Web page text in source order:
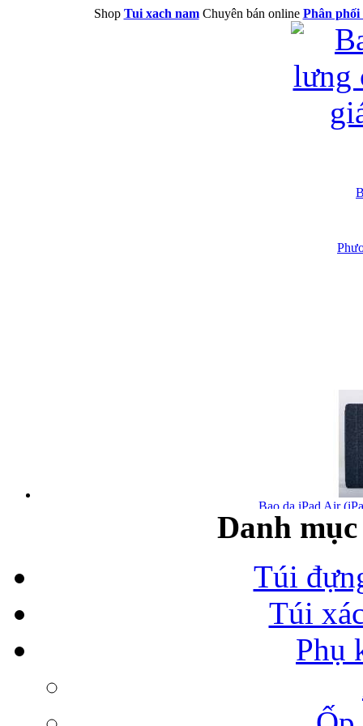
Shop Tui xach namChuyên bán online Phân phối
Bao da iPad Air
Bao da iPad Air
Danh
Túi
Túi
Phụ